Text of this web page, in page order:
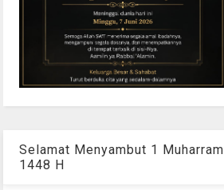
Selamat Menyambut 1 Muharram
1448 H